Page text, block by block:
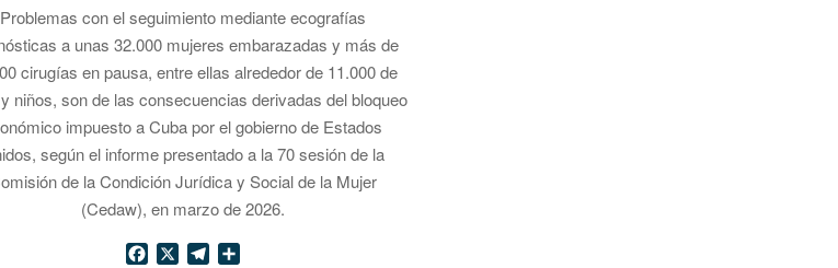
Problemas con el seguimiento mediante ecografías
a unas 32.000 mujeres embarazadas y más de
cirugías en pausa, entre ellas alrededor de 11.000 de
niños, son de las consecuencias derivadas del bloqueo
impuesto a Cuba por el gobierno de Estados
según el informe presentado a la 70 sesión de la
de la Condición Jurídica y Social de la Mujer
(Cedaw), en marzo de 2026.
Facebook
X TelegramCompartir